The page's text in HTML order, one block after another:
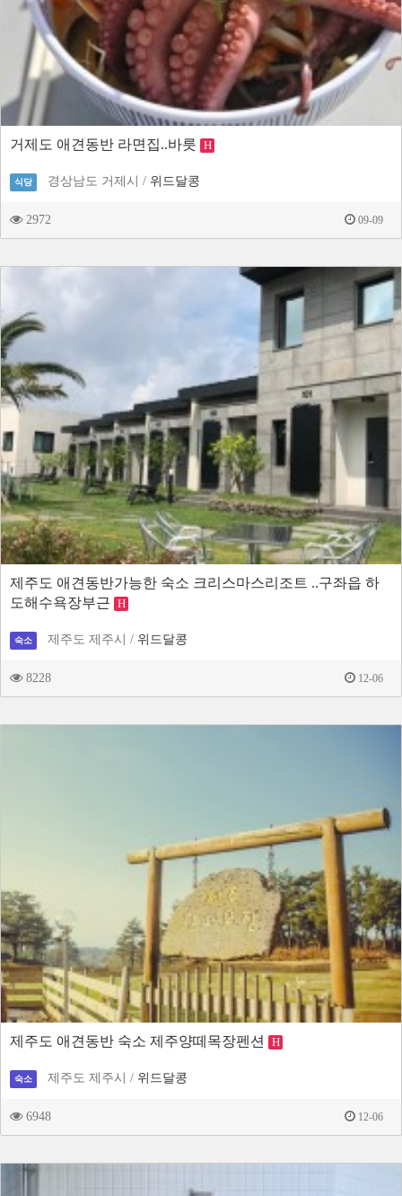
거제도 애견동반 라면집..바릇 H
식당 경상남도 거제시 / 위드달콩
2972 09-09
제주도 애견동반가능한 숙소 크리스마스리조트 ..구좌읍 하
도해수욕장부근 H
숙소 제주도 제주시 / 위드달콩
8228 12-06
제주도 애견동반 숙소 제주양떼목장펜션 H
숙소 제주도 제주시 / 위드달콩
6948 12-06